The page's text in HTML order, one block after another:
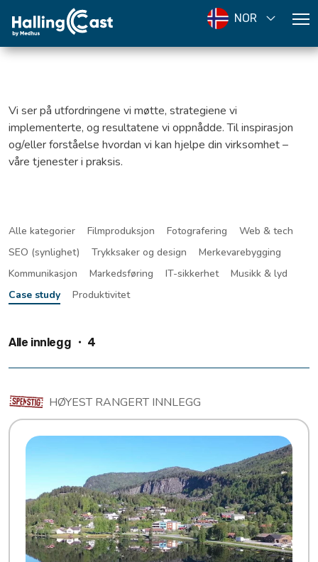
NOR
Vi ser på utfordringene vi møtte, strategiene vi
implementerte, og resultatene vi oppnådde. Til inspirasjon
og/eller forståelse hvordan vi kan hjelpe din virksomhet –
våre tjenester i praksis.
Alle kategorier Filmproduksjon Fotografering
Web & tech
SEO (synlighet)
Trykksaker og design
Merkevarebygging
Kommunikasjon
Markedsføring IT-sikkerhet
Musikk & lyd
Case study
Produktivitet
Alle innlegg ・ 4
HØYEST RANGERT INNLEGG